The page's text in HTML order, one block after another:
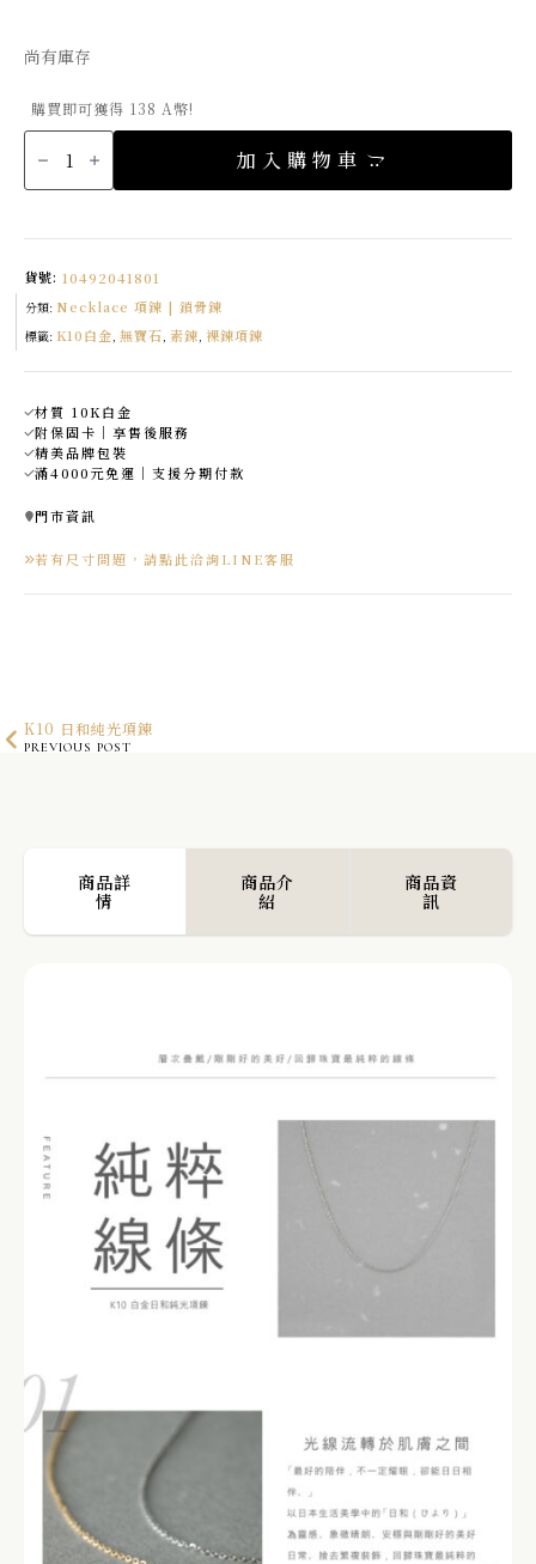
尚有庫存
購買即可獲得 138 A幣!
K10
和
項
量
加入購物車
貨號: 10492041801
分類: Necklace 項鍊 | 鎖骨鍊
標籤: K10白金, 無寶石, 素鍊, 裸鍊項鍊
材質 10K白金
附保固卡｜享售後服務
精美品牌包裝
滿4000元免運｜支援分期付款
門市資訊
若有尺寸問題，請點此洽詢LINE客服
K10 日和純光項鍊
PREVIOUS POST
商品詳
情
商品介
紹
商品資
訊